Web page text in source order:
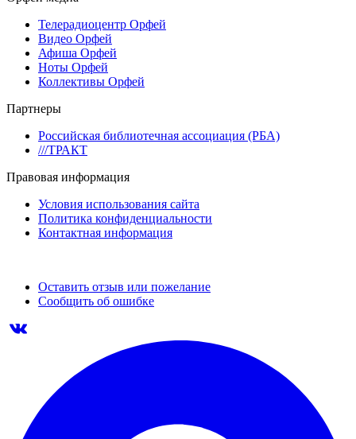
Телерадиоцентр Орфей
Видео Орфей
Афиша Орфей
Ноты Орфей
Коллективы Орфей
Партнеры
Российская библиотечная ассоциация (РБА)
///ТРАКТ
Правовая информация
Условия использования сайта
Политика конфиденциальности
Контактная информация
Оставить отзыв или пожелание
Сообщить об ошибке